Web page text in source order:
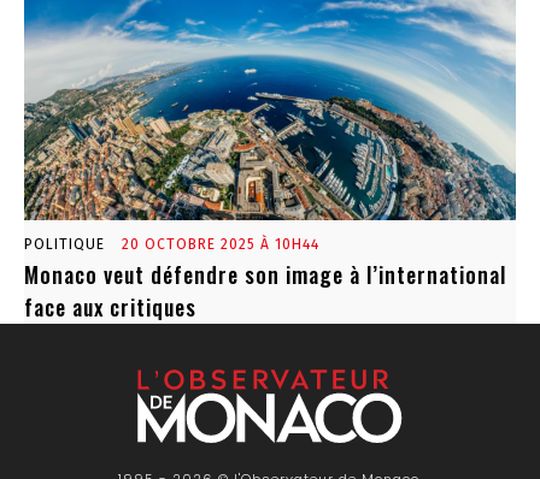
POLITIQUE 20 OCTOBRE 2025 À 10H44
Monaco veut défendre son image à l’international
face aux critiques